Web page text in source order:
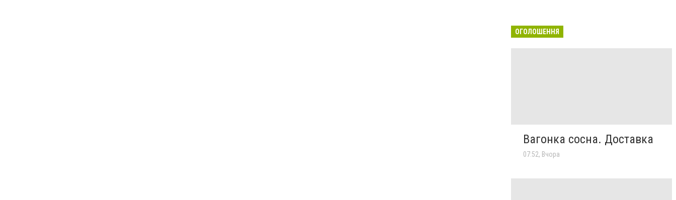
ОГОЛОШЕННЯ
Вагонка сосна. Доставка
07:52, Вчора